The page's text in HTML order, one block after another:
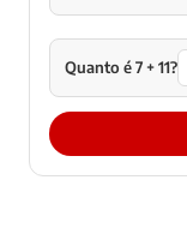
Quanto é 7 + 11?